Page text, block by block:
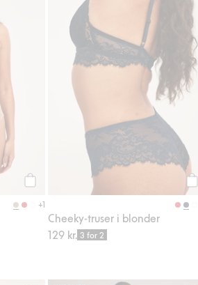
+1
Cheeky-truser i blonder
129 kr. 3 for 2